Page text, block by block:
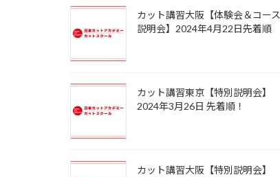
カット講習大阪【体験会＆コース
説明会】2024年4月22日先着順
カット講習東京【特別説明会】
2024年3月26日 先着順！
カット講習大阪【特別説明会】